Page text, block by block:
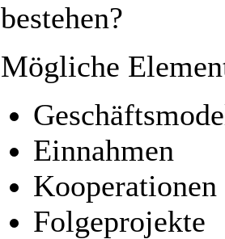
bestehen?
Mögliche
Einnahmen
Kooperationen
Folgeprojekte